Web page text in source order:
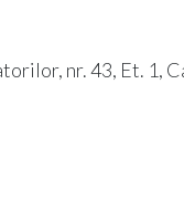
nr. 43, Et. 1,